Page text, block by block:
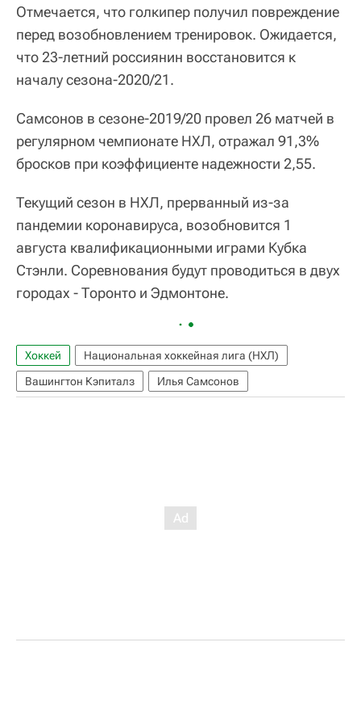
Отмечается, что голкипер получил повреждение
перед возобновлением тренировок. Ожидается,
что 23-летний россиянин восстановится к
началу сезона-2020/21.
Самсонов в сезоне-2019/20 провел 26 матчей в
регулярном чемпионате НХЛ, отражал 91,3%
бросков при коэффициенте надежности 2,55.
Текущий сезон в НХЛ, прерванный из-за
пандемии коронавируса, возобновится 1
августа квалификационными играми Кубка
Стэнли. Соревнования будут проводиться в двух
городах - Торонто и Эдмонтоне.
Хоккей
Национальная хоккейная лига (НХЛ)
Вашингтон Кэпиталз
Илья Самсонов